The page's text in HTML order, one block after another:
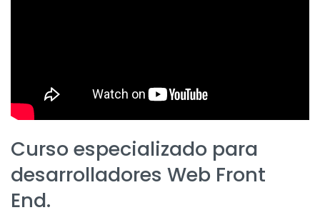
Curso especializado para
desarrolladores Web Front
End.